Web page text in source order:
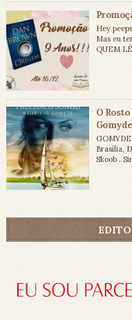
Hey
Mas eu
QUEM
O
Gomyde
Brasília,
Skoob .